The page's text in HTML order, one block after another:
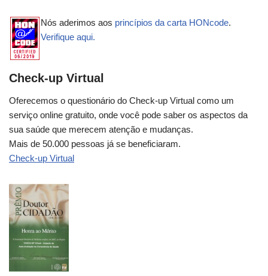
Nós aderimos aos princípios da carta HONcode.
Verifique aqui.
Check-up Virtual
Oferecemos o questionário do Check-up Virtual como um
serviço online gratuito, onde você pode saber os aspectos da
sua saúde que merecem atenção e mudanças.
Mais de 50.000 pessoas já se beneficiaram.
Check-up Virtual